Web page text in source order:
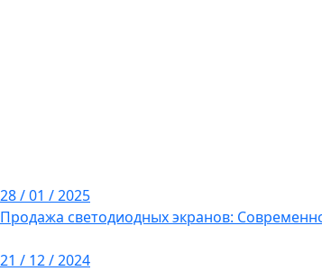
28 / 01 / 2025
Продажа светодиодных экранов:
21 / 12 / 2024